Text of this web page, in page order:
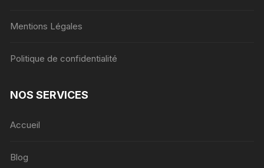
Mentions Légales
Politique de confidentialité
NOS SERVICES
Accueil
Blog